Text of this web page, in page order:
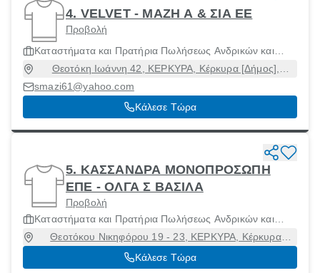
4. VELVET - ΜΑΖΗ Α & ΣΙΑ ΕΕ
Προβολή
Καταστήματα και Πρατήρια Πωλήσεως Ανδρικών και
Γυναίκειων Ενδυμάτων και Αξεσουάρ
Θεοτόκη Ιωάννη 42, ΚΕΡΚΥΡΑ, Κέρκυρα [Δήμος],
Κέρκυρα, 49100
smazi61@yahoo.com
Κάλεσε Τώρα
5. ΚΑΣΣΑΝΔΡΑ ΜΟΝΟΠΡΟΣΩΠΗ
ΕΠΕ - ΟΛΓΑ Σ ΒΑΣΙΛΑ
Προβολή
Καταστήματα και Πρατήρια Πωλήσεως Ανδρικών και
Γυναίκειων Ενδυμάτων και Αξεσουάρ
Θεοτόκου Νικηφόρου 19 - 23, ΚΕΡΚΥΡΑ, Κέρκυρα
[Δήμος], Κέρκυρα, 49100
Κάλεσε Τώρα